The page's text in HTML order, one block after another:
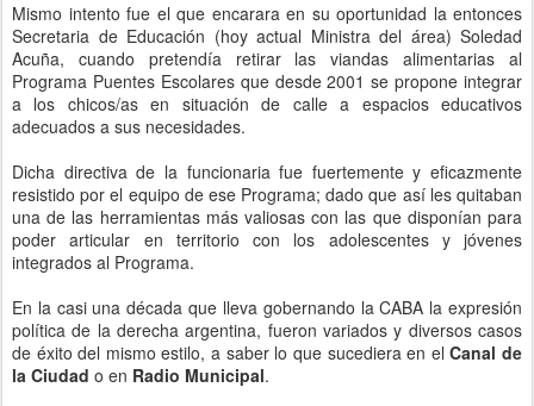
Mismo intento fue el que encarara en su oportunidad la entonces
Secretaria de Educación (hoy actual Ministra del área) Soledad
Acuña, cuando pretendía retirar las viandas alimentarias al
Programa Puentes Escolares que desde 2001 se propone integrar
a los chicos/as en situación de calle a espacios educativos
adecuados a sus necesidades.
Dicha directiva de la funcionaria fue fuertemente y eficazmente
resistido por el equipo de ese Programa; dado que así les quitaban
una de las herramientas más valiosas con las que disponían para
poder articular en territorio con los adolescentes y jóvenes
integrados al Programa.
En la casi una década que lleva gobernando la CABA la expresión
política de la derecha argentina, fueron variados y diversos casos
de éxito del mismo estilo, a saber lo que sucediera en elCanal de
la Ciudad o en Radio Municipal.